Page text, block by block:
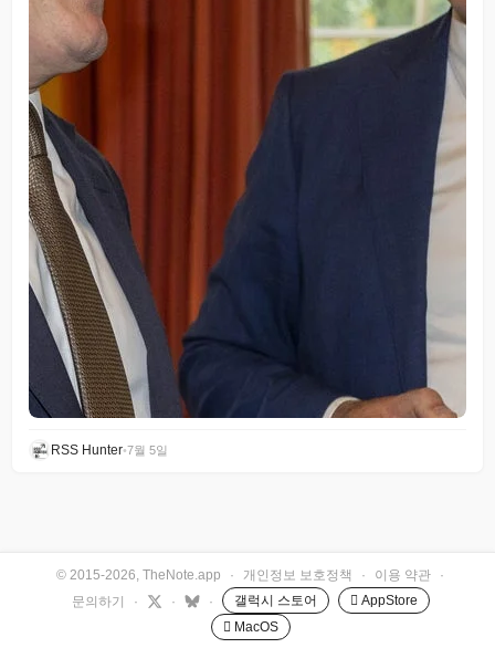
RSS Hunter•7월 5일
© 2015-2026, TheNote.app · 개인정보 보호정책 · 이용 약관
·
문의하기
· · · 갤럭시 스토어
 AppStore
 MacOS